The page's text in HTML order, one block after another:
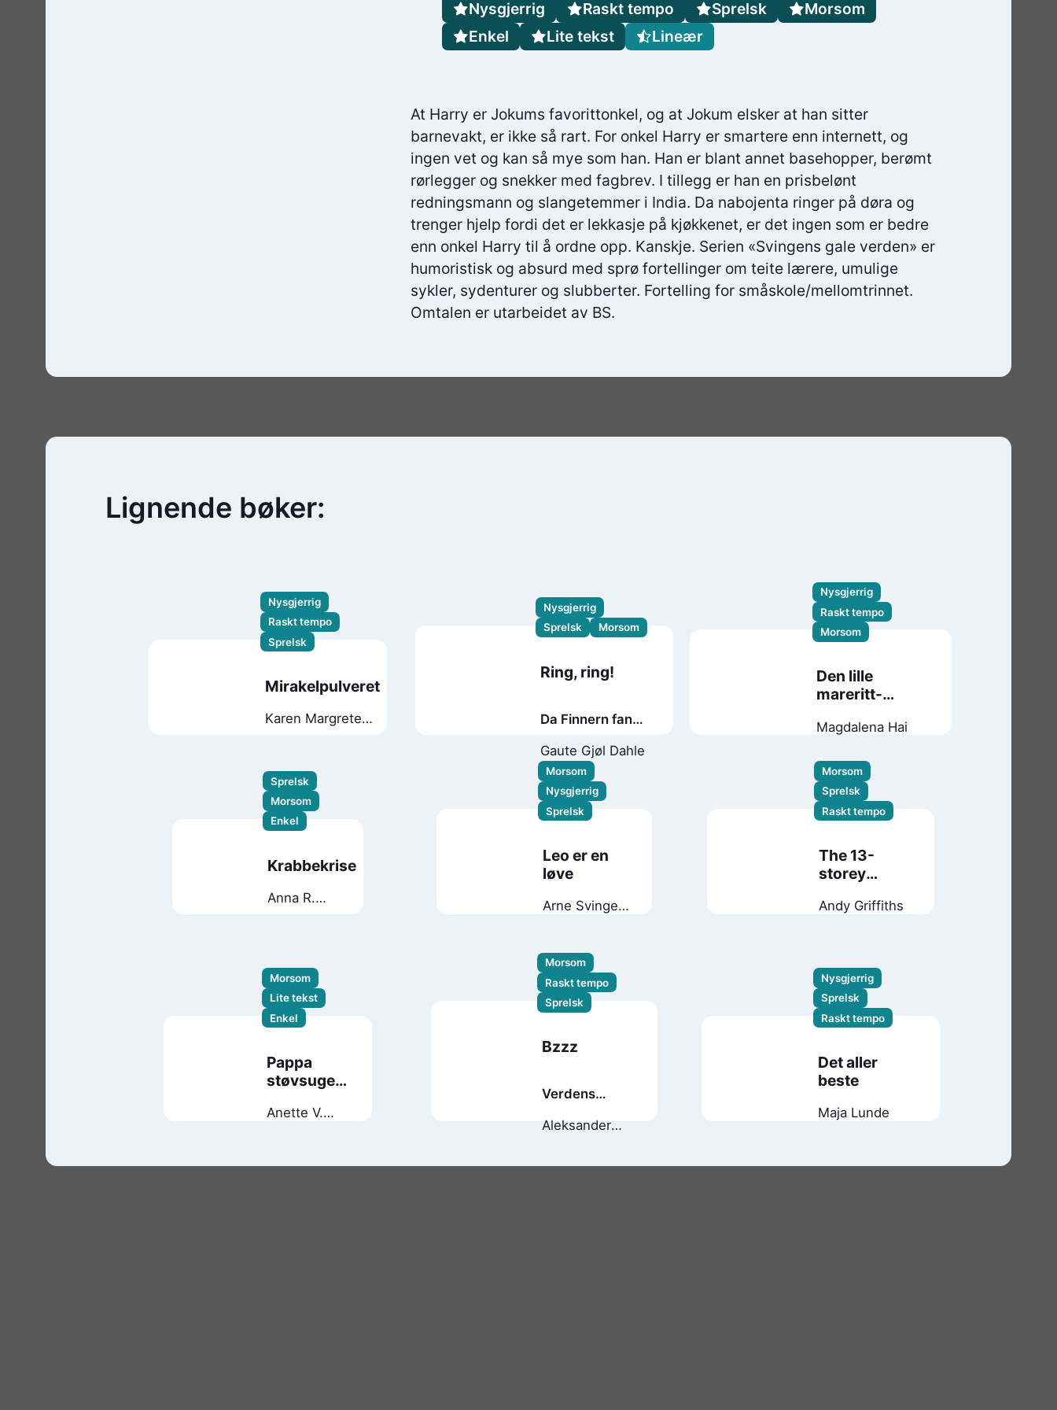
At Harry er Jokums favorittonkel, og at Jokum elsker at han sitter
barnevakt, er ikke så rart. For onkel Harry er smartere enn internett, og
ingen vet og kan så mye som han. Han er blant annet basehopper, berømt
rørlegger og snekker med fagbrev. I tillegg er han en prisbelønt
redningsmann og slangetemmer i India. Da nabojenta ringer på døra og
trenger hjelp fordi det er lekkasje på kjøkkenet, er det ingen som er bedre
enn onkel Harry til å ordne opp. Kanskje. Serien «Svingens gale verden» er
humoristisk og absurd med sprø fortellinger om teite lærere, umulige
sykler, sydenturer og slubberter. Fortelling for småskole/mellomtrinnet.
Omtalen er utarbeidet av BS.
Nysgjerrig Raskt tempo Sprelsk
Morsom
Enkel
Lite tekst Lineær
Lignende bøker:
Nysgjerrig
Raskt tempo
Sprelsk
Mirakelpulveret
Karen Margrete
Nysgjerrig
Sprelsk
Morsom
Ring, ring!
Da Finnern fann
Gaute Gjøl Dahle
Nysgjerrig
Raskt tempo
Morsom
Den lille
mareritt-
kile-krisen
Magdalena Hai
Sprelsk
Morsom
Enkel
Krabbekrise
Anna R.
Morsom
Nysgjerrig
Sprelsk
Leo er en
løve
Arne Svingen
Morsom
Sprelsk
Raskt tempo
The 13-
storey
Andy Griffiths
Morsom
Lite tekst
Enkel
Pappa
støvsuger
Anette V.
Morsom
Raskt tempo
Sprelsk
Bzzz
Verdens
bankran
Aleksander
Nysgjerrig
Sprelsk
Raskt tempo
Det aller
beste
Maja Lunde